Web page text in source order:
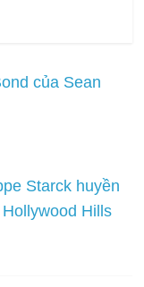
của Sean
Starck huyền
Hills